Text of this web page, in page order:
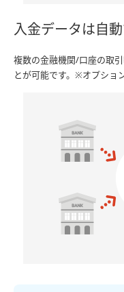
入金データは自
複数の金融機関/口座の取
とが可能です。※オプショ